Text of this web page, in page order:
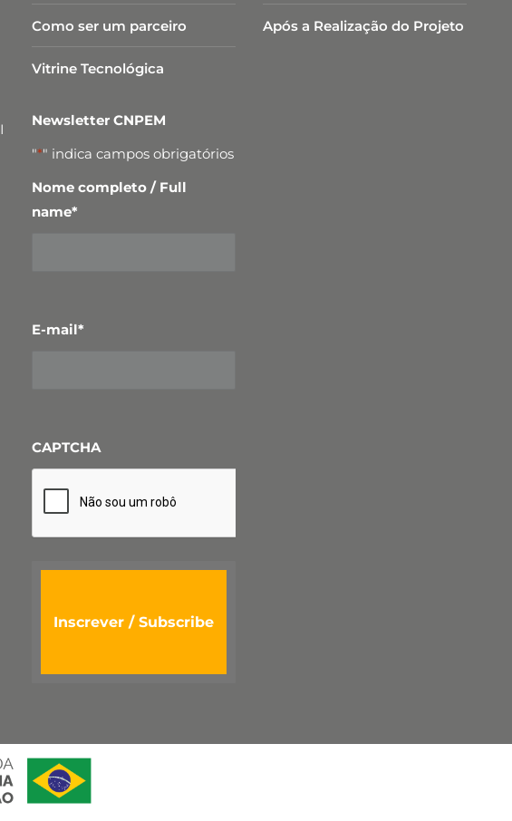
Como ser um parceiro
Vitrine Tecnológica
Após a Realização do Projeto
Newsletter CNPEM
"*" indica campos obrigatórios
Nome completo / Full
name*
E-mail*
CAPTCHA